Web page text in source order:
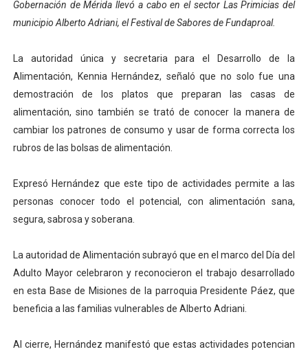
Dictan MasterClass en el marco del Encuentro LAGO
Encuentro estadal fortalece la coordinación de
Gobernador Arnaldo Sánchez apadrina a más de 993
Plan Quirúrgico Regional llega a Pueblo Llano con la
Gobernación de Mérida llevó a cabo en el sector Las Primicias del
municipio Alberto Adriani, el Festival de Sabores de Fundaproal.
La autoridad única y secretaria para el Desarrollo de la
Alimentación, Kennia Hernández, señaló que no solo fue una
demostración de los platos que preparan las casas de
alimentación, sino también se trató de conocer la manera de
cambiar los patrones de consumo y usar de forma correcta los
rubros de las bolsas de alimentación.
Expresó Hernández que este tipo de actividades permite a las
personas conocer todo el potencial, con alimentación sana,
segura, sabrosa y soberana.
La autoridad de Alimentación subrayó que en el marco del Día del
Adulto Mayor celebraron y reconocieron el trabajo desarrollado
en esta Base de Misiones de la parroquia Presidente Páez, que
beneficia a las familias vulnerables de Alberto Adriani.
Al cierre, Hernández manifestó que estas actividades potencian